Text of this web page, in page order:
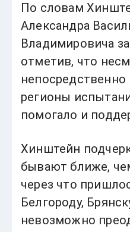
По словам
Александра
Владимировича
отметив, что
регионы
помогало и
Хинштейн
бывают ближе,
через что
Белгороду,
невозможно